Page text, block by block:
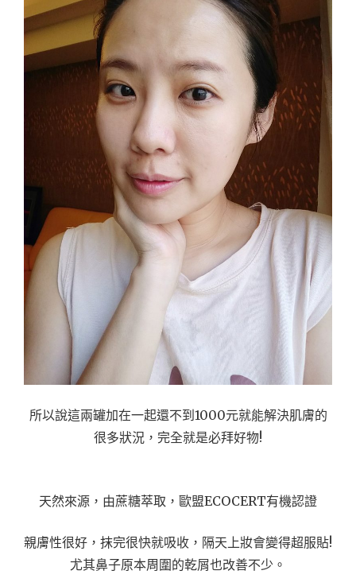
所以說這兩罐加在一起還不到1000元就能解決肌膚的
很多狀況，完全就是必拜好物!
天然來源，由蔗糖萃取，歐盟ECOCERT有機認證
親膚性很好，抹完很快就吸收，隔天上妝會變得超服貼!
尤其鼻子原本周圍的乾屑也改善不少。